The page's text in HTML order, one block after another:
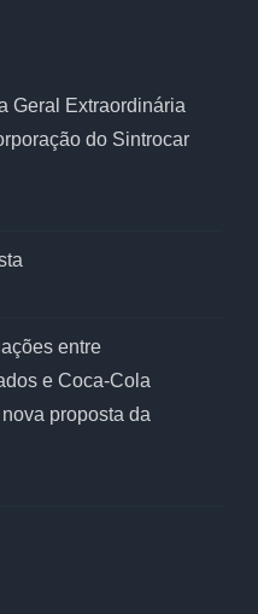
Geral Extraordinária
do Sintrocar
entre
e Coca-Cola
proposta da